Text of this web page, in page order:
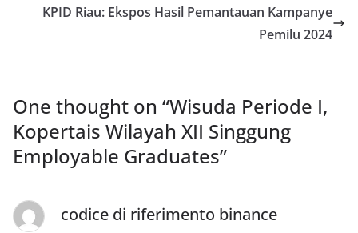
KPID Riau: Ekspos Hasil Pemantauan Kampanye
Pemilu 2024
One thought on “Wisuda Periode I,
Kopertais Wilayah XII Singgung
Employable Graduates”
codice di riferimento binance